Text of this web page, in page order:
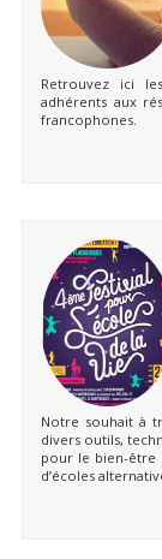
Retrouvez ici
adhérents aux
francophones.
Notre souhait à
divers outils,
pour le bien-être
d’écoles